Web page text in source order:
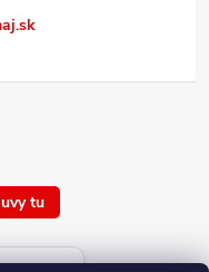
tu